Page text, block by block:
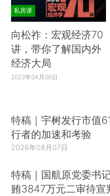
私房课
向松祚：宏观经济70
讲，带你了解国内外
经济大局
2022年04月06日
特稿｜宇树发行市值
行者的加速和考验
2026年08月07日
特稿｜国航原党委书
贿3847万元二审待宣